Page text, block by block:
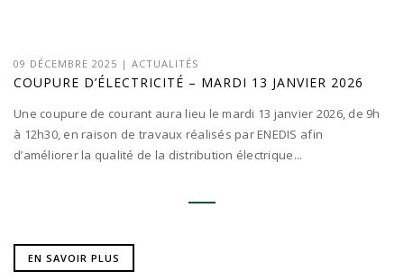
09 DÉCEMBRE 2025 | ACTUALITÉS
COUPURE D’ÉLECTRICITÉ – MARDI 13 JANVIER 2026
Une coupure de courant aura lieu le mardi 13 janvier 2026, de 9h
à 12h30, en raison de travaux réalisés par ENEDIS afin
d’améliorer la qualité de la distribution électrique...
EN SAVOIR PLUS